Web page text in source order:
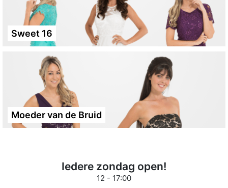
Sweet 16
Moeder van de Bruid
Iedere zondag open!
12 - 17:00